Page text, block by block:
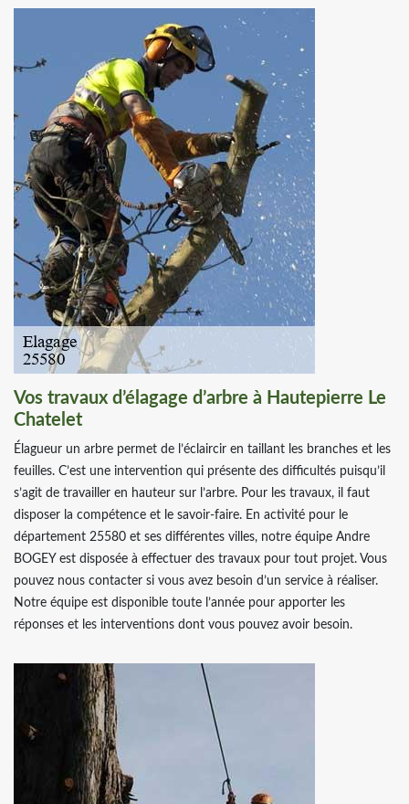
Vos travaux d’élagage d’arbre à Hautepierre Le
Chatelet
Élagueur un arbre permet de l’éclaircir en taillant les branches et les
feuilles. C’est une intervention qui présente des difficultés puisqu’il
s’agit de travailler en hauteur sur l’arbre. Pour les travaux, il faut
disposer la compétence et le savoir-faire. En activité pour le
département 25580 et ses différentes villes, notre équipe Andre
BOGEY est disposée à effectuer des travaux pour tout projet. Vous
pouvez nous contacter si vous avez besoin d’un service à réaliser.
Notre équipe est disponible toute l’année pour apporter les
réponses et les interventions dont vous pouvez avoir besoin.